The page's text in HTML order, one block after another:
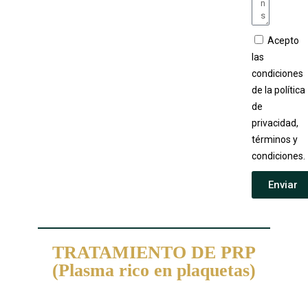
Acepto
las
condiciones
de la política
de
privacidad,
términos y
condiciones.
Enviar
TRATAMIENTO DE PRP
(Plasma rico en plaquetas)